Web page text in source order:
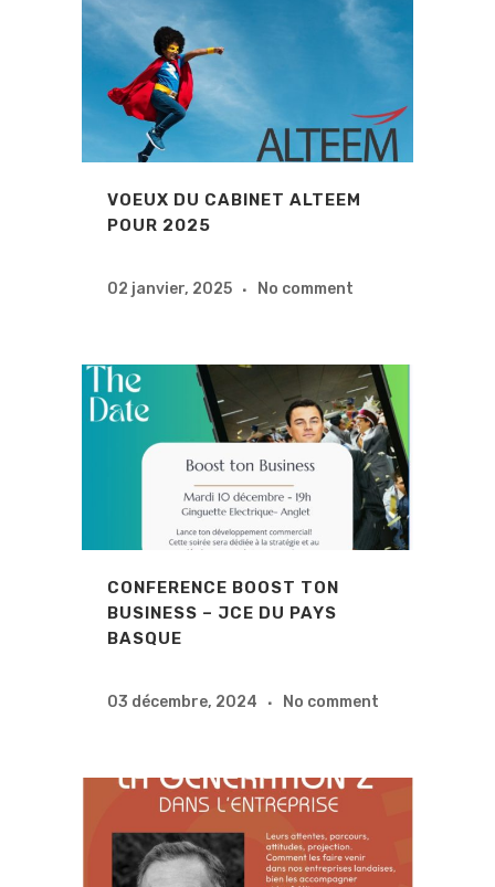
VOEUX DU CABINET ALTEEM
POUR 2025
02 janvier, 2025 No comment
CONFERENCE BOOST TON
BUSINESS – JCE DU PAYS
BASQUE
03 décembre, 2024 No comment